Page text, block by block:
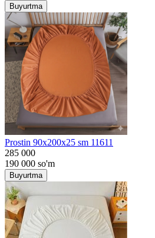
Buyurtma
Prostin 90x200x25 sm 11611
285 000
190 000 so'm
Buyurtma